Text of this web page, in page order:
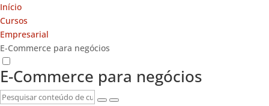
Início
Cursos
Empresarial
E-Commerce para negócios
E-Commerce para negócios